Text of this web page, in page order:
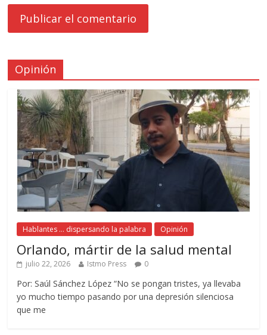
Opinión
Hablantes ... dispersando la palabra Opinión
Orlando, mártir de la salud mental
julio 22, 2026 Istmo Press 0
Por: Saúl Sánchez López “No se pongan tristes, ya llevaba
yo mucho tiempo pasando por una depresión silenciosa
que me